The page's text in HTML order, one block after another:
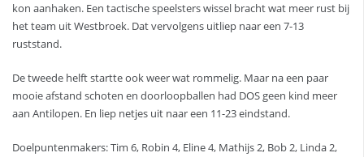
kon aanhaken. Een tactische speelsters wissel bracht wat meer rust bij
het team uit Westbroek. Dat vervolgens uitliep naar een 7-13
ruststand.
De tweede helft startte ook weer wat rommelig. Maar na een paar
mooie afstand schoten en doorloopballen had DOS geen kind meer
aan Antilopen. En liep netjes uit naar een 11-23 eindstand.
Doelpuntenmakers: Tim 6, Robin 4, Eline 4, Mathijs 2, Bob 2, Linda 2,